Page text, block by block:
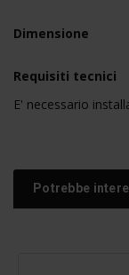
Dimensione
Requisiti tecnici
E' necessario
Potrebbe